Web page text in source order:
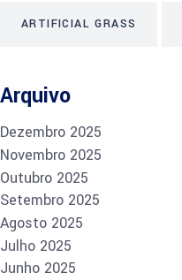
ARTIFICIAL GRASS
Arquivo
Dezembro 2025
Novembro 2025
Outubro 2025
Setembro 2025
Agosto 2025
Julho 2025
Junho 2025